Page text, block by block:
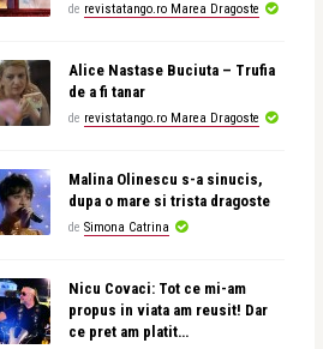
de revistatango.ro Marea Dragoste
Alice Nastase Buciuta – Trufia
de a fi tanar
de revistatango.ro Marea Dragoste
Malina Olinescu s-a sinucis,
dupa o mare si trista dragoste
de Simona Catrina
Nicu Covaci: Tot ce mi-am
propus in viata am reusit! Dar
ce pret am platit…